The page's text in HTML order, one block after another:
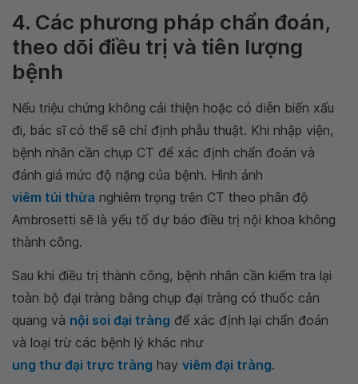
4. Các phương pháp chẩn đoán,
theo dõi điều trị và tiên lượng
bệnh
Nếu triệu chứng không cải thiện hoặc có diễn biến xấu
đi, bác sĩ có thể sẽ chỉ định phẫu thuật. Khi nhập viện,
bệnh nhân cần chụp CT để xác định chẩn đoán và
đánh giá mức độ nặng của bệnh. Hình ảnh
viêm túi thừa nghiêm trọng trên CT theo phân độ
Ambrosetti sẽ là yếu tố dự báo điều trị nội khoa không
thành công.
Sau khi điều trị thành công, bệnh nhân cần kiểm tra lại
toàn bộ đại tràng bằng chụp đại tràng có thuốc cản
quang và nội soi đại tràng để xác định lại chẩn đoán
và loại trừ các bệnh lý khác như
ung thư đại trực tràng hay viêm đại tràng.